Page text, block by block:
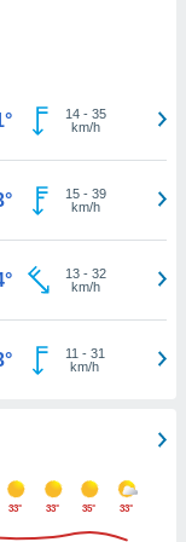
14- 35
km/h
15- 39
km/h
13- 32
km/h
11 - 31
km/h
33° 33° 35° 33°